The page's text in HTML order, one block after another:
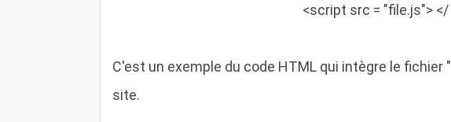
<script src = "file.js"> </
C'est un exemple du code HTML qui intègre le fichier "
site.